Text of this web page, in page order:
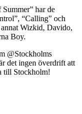
har de
“Calling” och
Wizkid, Davido,
Boy.
@Stockholms
det ingen överdrift att
till Stockholm!